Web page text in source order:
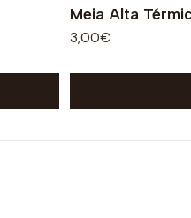
Meia Alta
3,00€